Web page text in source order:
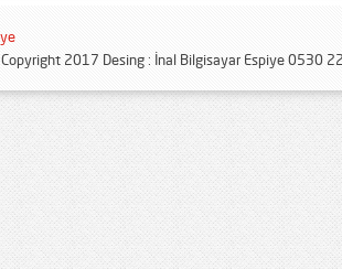
Copyright 2017 Desing : İnal Bilgisayar Espiye 0530